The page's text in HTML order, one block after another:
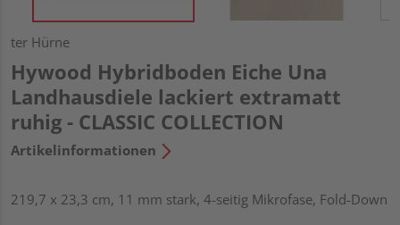
ter Hürne
Hywood Hybridboden Eiche Una
Landhausdiele lackiert extramatt
ruhig - CLASSIC COLLECTION
Artikelinformationen
219,7 x 23,3 cm, 11 mm stark, 4-seitig Mikrofase, Fold-Down